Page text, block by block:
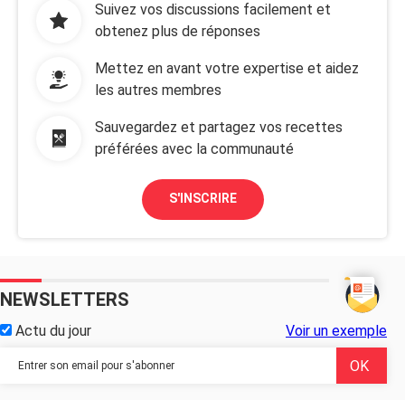
Suivez vos discussions facilement et
obtenez plus de réponses
Mettez en avant votre expertise et aidez
les autres membres
Sauvegardez et partagez vos recettes
préférées avec la communauté
S'INSCRIRE
NEWSLETTERS
Actu du jour Voir un exemple